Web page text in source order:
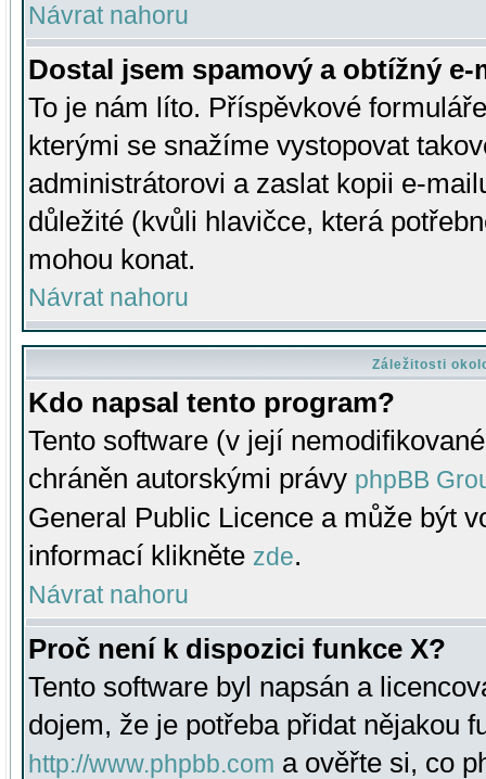
Návrat nahoru
Dostal jsem spamový a obtížný
To je nám líto. Příspěvkové
kterými se snažíme vystopovat
administrátorovi a zaslat kopii e-
důležité (kvůli hlavičce, která
mohou konat.
Návrat nahoru
Záležitosti
Kdo napsal tento program?
Tento software (v její
chráněn autorskými právy phpBB
General Public Licence a může být
informací klikněte zde.
Návrat nahoru
Proč není k dispozici funkce X?
Tento software byl napsán a
dojem, že je potřeba přidat nějakou
http://www.phpbb.com a ověřte si, co